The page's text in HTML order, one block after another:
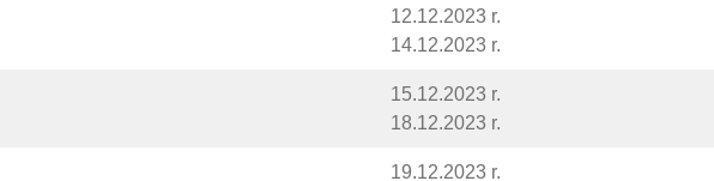
12.12.2023 r.
14.12.2023 r.
15.12.2023 r.
18.12.2023 r.
19.12.2023 r.